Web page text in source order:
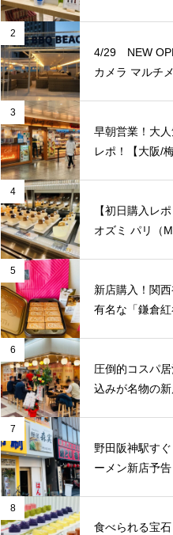
2
4/29 NEW
カメラ マルチ
キュービーチ
Ｒ大阪駅/梅田
3
早朝営業！大
レポ！【大阪/
4
【初日購入レ
オズミ パリ（
を徹底レポート
5
新店購入！関
有名な「鎌倉
ン！
6
圧倒的コスパ
込みが名物の
7
野田阪神駅す
ーメン新店予
8
食べられる宝石